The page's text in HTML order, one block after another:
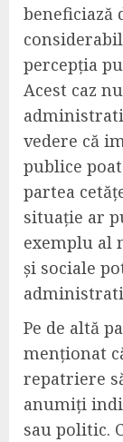
beneficiază
percepția
Acest caz
vedere că
publice
partea
situație ar
exemplu al
și sociale
Pe de altă
menționat
repatriere
anumiți
sau politic.